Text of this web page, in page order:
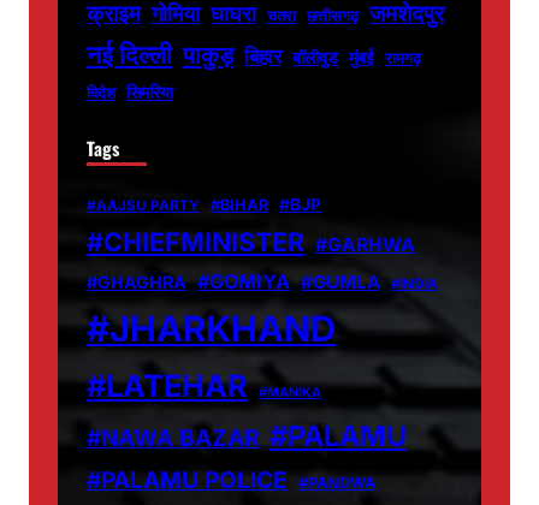
क्राइम गोमिया घाघरा चतरा छत्तीसगढ़ जमशेदपुर
नई दिल्ली पाकुड़ बिहार बॉलीवुड मुंबई रामगढ़
विदेश सिमरिया
Tags
#AAJSU PARTY #BIHAR #BJP
#CHIEFMINISTER #GARHWA
#GHAGHRA #GOMIYA #GUMLA #INDIA
#JHARKHAND
#LATEHAR #MANIKA
#NAWA BAZAR #PALAMU
#PALAMU POLICE
#PANDWA